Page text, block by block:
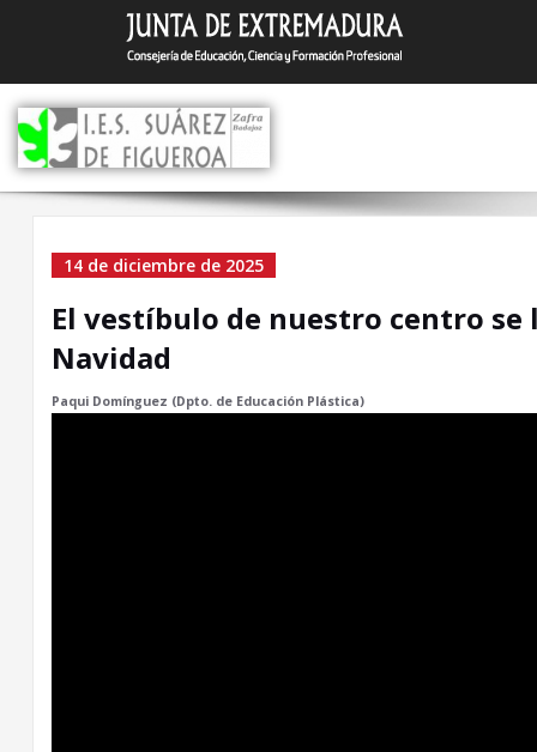
Saltar
contenido
El vestíbulo de nuestro
centro se llena de
creatividad y Navidad
14 de diciembre de 2025
El vestíbulo de nuestro centro
Navidad
Paqui Domínguez (Dpto. de Educación Plástica)